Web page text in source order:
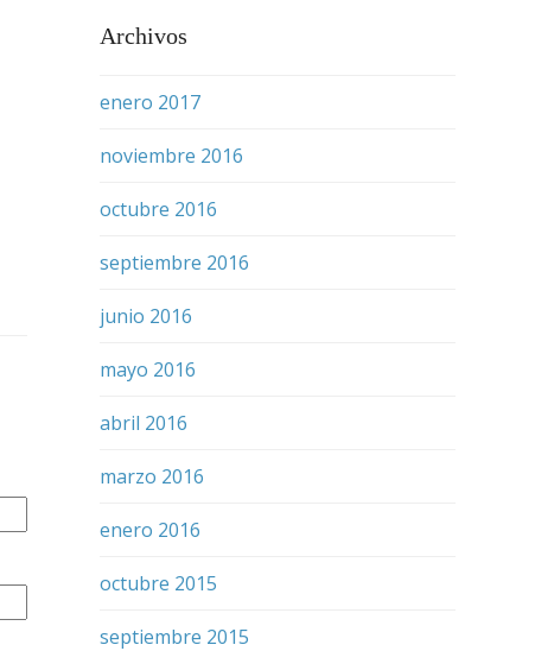
Archivos
enero 2017
noviembre 2016
octubre 2016
septiembre 2016
junio 2016
mayo 2016
abril 2016
marzo 2016
enero 2016
octubre 2015
septiembre 2015